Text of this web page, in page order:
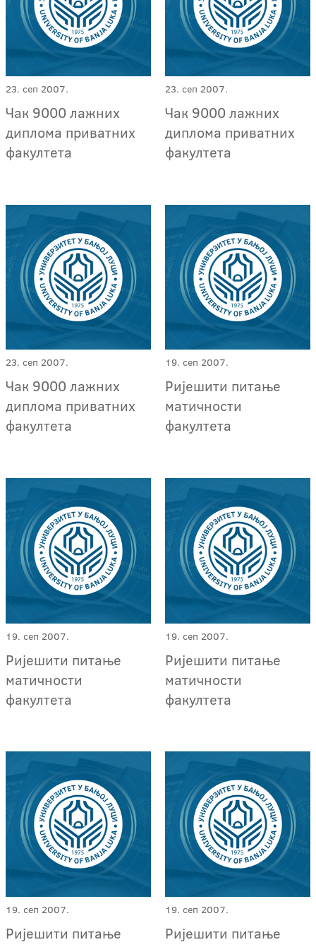
23. сеп 2007.
Чак 9000 лажних
диплома приватних
факултета
23. сеп 2007.
Чак 9000 лажних
диплома приватних
факултета
23. сеп 2007.
Чак 9000 лажних
диплома приватних
факултета
19. сеп 2007.
Ријешити питање
матичности
факултета
19. сеп 2007.
Ријешити питање
матичности
факултета
19. сеп 2007.
Ријешити питање
матичности
факултета
19. сеп 2007.
Ријешити питање
19. сеп 2007.
Ријешити питање